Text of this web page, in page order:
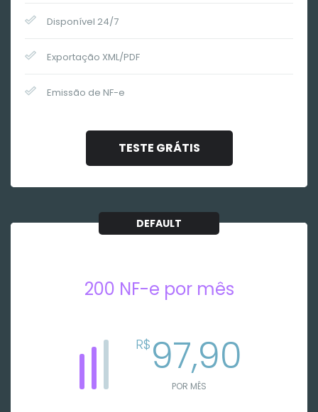
Disponível 24/7
Exportação XML/PDF
Emissão de NF-e
TESTE GRÁTIS
DEFAULT
200 NF-e por mês
R$ 97,90
POR MÊS